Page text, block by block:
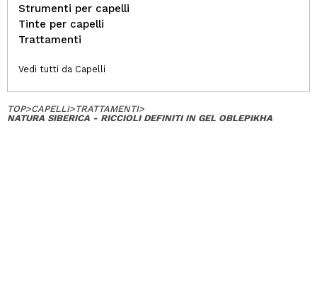
Strumenti per capelli
Tinte per capelli
Trattamenti
Vedi tutti da Capelli
TOP>CAPELLI>TRATTAMENTI>
NATURA SIBERICA - RICCIOLI DEFINITI IN GEL OBLEPIKHA